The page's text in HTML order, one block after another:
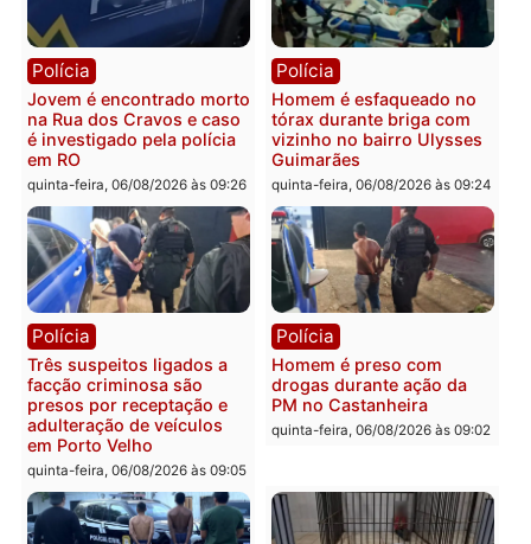
Política
Ministro Dias Tofolli , do
TSE, determina reabertura
e processamento da ação
que pode levar à perda do
mandato da prefeita de
Pimenta Bueno
quinta-feira, 06/08/2026 às 18:20
Polícia
Policiais militares
recuperam moto furtada
prendem trio na zona
Leste
quinta-feira, 06/08/2026 às
Polícia
Jovem é encontrado morto
na Rua dos Cravos e caso
é investigado pela polícia
em RO
quinta-feira, 06/08/2026 às 09:26
Polícia
Homem é esfaqueado no
tórax durante briga com
quinta-feira, 06/08/2026 às